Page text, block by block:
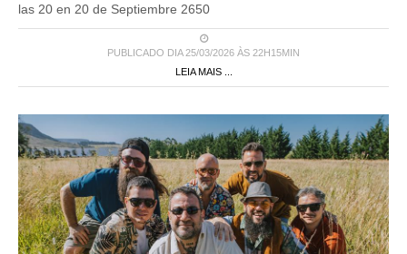
las 20 en 20 de Septiembre 2650
PUBLICADO DIA 25/03/2026 ÀS 22H15MIN
LEIA MAIS ...